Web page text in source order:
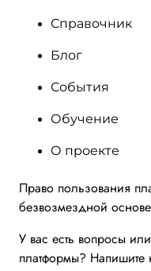
Справочник
Блог
События
Обучение
О проекте
Право пользования
безвозмездной
У вас есть вопросы
платформы? Напишите